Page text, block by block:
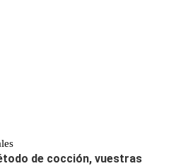
de cocción, vuestras